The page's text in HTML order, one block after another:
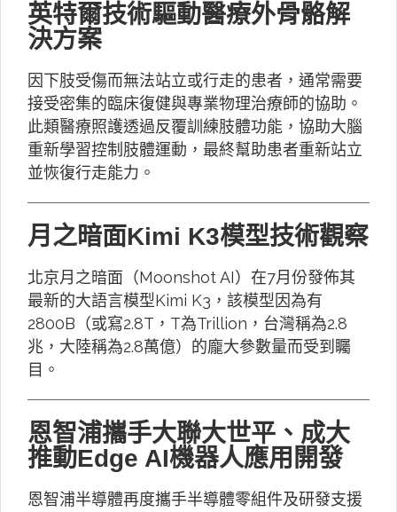
英特爾技術驅動醫療外骨骼解
決方案
因下肢受傷而無法站立或行走的患者，通常需要
接受密集的臨床復健與專業物理治療師的協助。
此類醫療照護透過反覆訓練肢體功能，協助大腦
重新學習控制肢體運動，最終幫助患者重新站立
並恢復行走能力。
月之暗面Kimi K3模型技術觀察
北京月之暗面（Moonshot AI）在7月份發佈其
最新的大語言模型Kimi K3，該模型因為有
2800B（或寫2.8T，T為Trillion，台灣稱為2.8
兆，大陸稱為2.8萬億）的龐大參數量而受到矚
目。
恩智浦攜手大聯大世平、成大
推動Edge AI機器人應用開發
恩智浦半導體再度攜手半導體零組件及研發支援